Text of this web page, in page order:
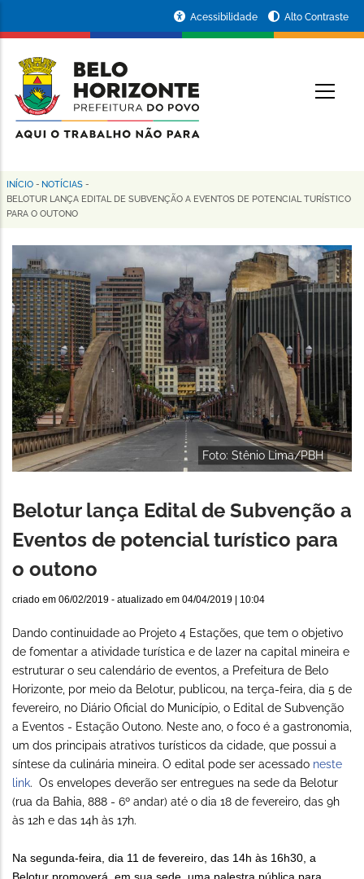
conteúdo
principal
da
Prefeitura
de
Horizonte
Acessibilidade Alto Contraste
Trilha
de
navegação
INÍCIO - NOTÍCIAS -
BELOTUR LANÇA EDITAL DE SUBVENÇÃO A EVENTOS DE POTENCIAL TURÍSTICO
PARA O OUTONO
Foto: Stênio Lima/PBH
Belotur lança Edital de Subvenção a
Eventos de potencial turístico para
o outono
criado em 06/02/2019 - atualizado em 04/04/2019 | 10:04
Dando continuidade ao Projeto 4 Estações, que tem o objetivo
de fomentar a atividade turística e de lazer na capital mineira e
estruturar o seu calendário de eventos, a Prefeitura de Belo
Horizonte, por meio da Belotur, publicou, na terça-feira, dia 5 de
fevereiro, no Diário Oficial do Município, o Edital de Subvenção
a Eventos - Estação Outono. Neste ano, o foco é a gastronomia,
um dos principais atrativos turísticos da cidade, que possui a
síntese da culinária mineira. O edital pode ser acessado neste
link. Os envelopes deverão ser entregues na sede da Belotur
(rua da Bahia, 888 - 6º andar) até o dia 18 de fevereiro, das 9h
às 12h e das 14h às 17h.
Na segunda-feira, dia 11 de fevereiro, das 14h às 16h30, a